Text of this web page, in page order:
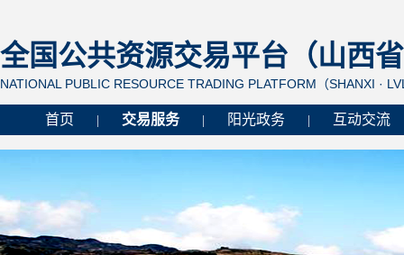
全国公共资源交易平台（山西
NATIONAL PUBLIC RESOURCE TRADING PLATFORM（SHANXI ·
首页 交易服务 阳光政务 互动交流